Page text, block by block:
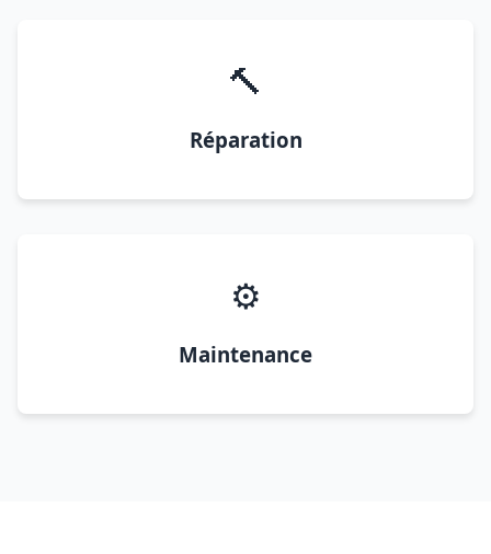
🔨
Réparation
⚙️
Maintenance